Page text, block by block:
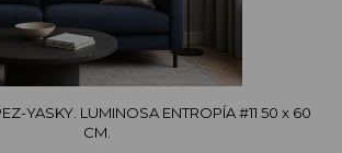
YASKY. LUMINOSA ENTROPÍA #11 50 x 60
CM.